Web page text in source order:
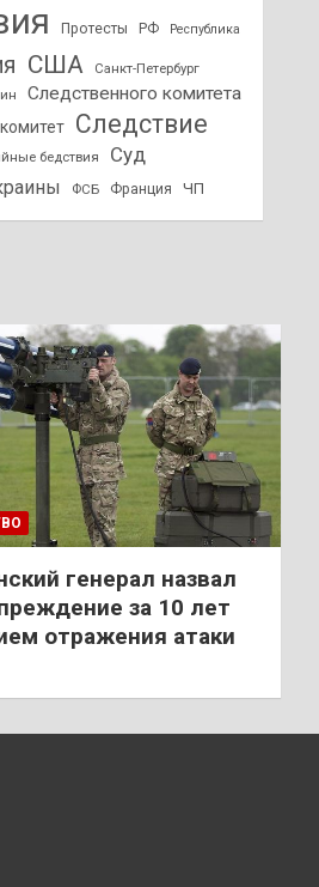
Протесты РФ Республика
США
Санкт-Петербург
Следственного комитета
Следствие
бедствия Суд
ФСБ Франция ЧП
генерал назвал
за 10 лет
отражения атаки